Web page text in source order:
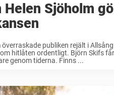
Sjöholm
publiken rejält i
hitlåten ordentligt. Björn Skifs
genom tiderna. Finns ...